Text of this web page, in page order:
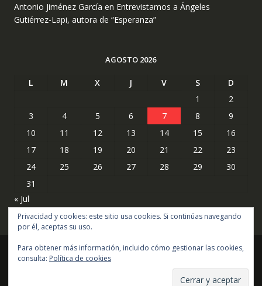
Antonio Jiménez García en Entrevistamos a Ángeles
Gutiérrez-Lapi, autora de “Esperanza”
AGOSTO 2026
L M X J V S
D
1
2
3
4 5 6 7 8
9
10
11 12 13 14 15
16
17
18 19 20 21 22
23
24
25 26 27 28 29
30
31
« Jul
Copyright © todos los derechos reservados
Acme Themes
Privacidad y cookies: este sitio usa cookies. Si continúas navegando
por él, aceptas su uso.
Para obtener más información, incluido cómo gestionar las cookies,
consulta: Política de cookies